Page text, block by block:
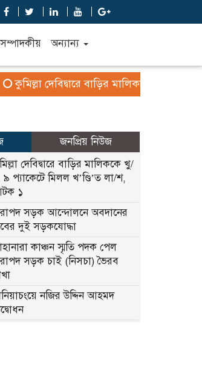
সম্পাদকীয় অন্যান্য
কুমিল্লা দেবিদ্বারে বাড়ির মালিককে খু/ন, ৯
জনপ্রিয় নিউজ
দেবিদ্বারে বাড়ির মালিককে খু/
প্যাকেটে মিলল খ’ণ্ডি’ত লা/শ,
১
সড়ক আন্দোলনে অবদানের
দুই সড়কযোদ্ধা
কাঞ্চন স্মৃতি পদক পেল
সড়ক চাই (নিসচা) ভৈরব
নজির উদ্দিন আহমদ